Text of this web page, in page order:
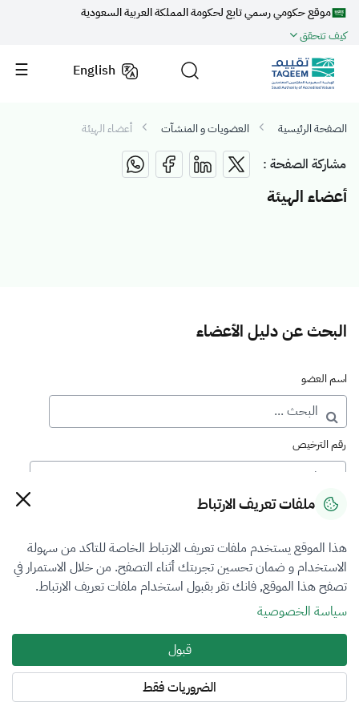
موقع حكومي رسمي تابع لحكومة المملكة العربية السعودية
كيف تتحقق
English
الصفحة الرئيسية العضويات و المنشآت أعضاء الهيئة
مشاركة الصفحة :
أعضاء الهيئة
البحث عن دليل الأعضاء
اسم العضو
رقم الترخيص
رقم العضوية
فرع التقييم
الكل
نوع العضوية
أساسي
المنطقة
ملفات تعريف الارتباط
هذا الموقع يستخدم ملفات تعريف الارتباط الخاصة للتاكد من سهولة
الاستخدام و ضمان تحسين تجربتك أثناء التصفح. من خلال الاستمرار في
تصفح هذا الموقع, فانك تقر بقبول استخدام ملفات تعريف الارتباط.
سياسة الخصوصية
قبول
الضروريات فقط